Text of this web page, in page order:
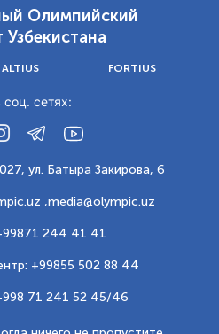
Олимпийский
Узбекистана
ALTIUS FORTIUS
сетях:
ул. Батыра Закирова, 6
,media@olympic.uz
244 41 41
+99855 502 88 44
71 241 52 45/46